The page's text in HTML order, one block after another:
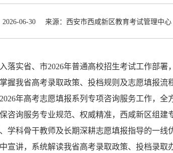
06-30 来源：西安市西咸新区教育考试管理中
落实省、市2026年普通高校招生考试工作部署
握我省高考录取政策、投档规则及志愿填报
2026年高考志愿填报系列专项咨询服务工作，全
咨询服务专业规范、权威精准，西咸新区组
学科骨干教师及长期深耕志愿填报指导的一
宣讲，系统解读我省高考录取政策、投档录